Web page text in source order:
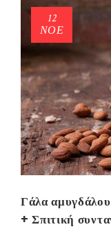
12
ΝΟΈ
Γάλα
+ Σπιτική